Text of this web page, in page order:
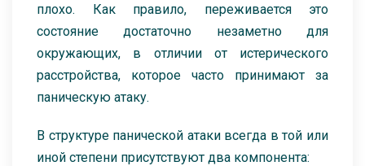
плохо. Как правило, переживается это
состояние достаточно незаметно для
окружающих, в отличии от истерического
расстройства, которое часто принимают за
паническую атаку.
В структуре панической атаки всегда в той или
иной степени присутствуют два компонента: